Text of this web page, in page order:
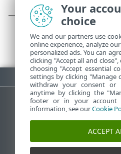
PDFのダウンロード
Your
choice
We and our partners use
online experience, analyze
personalized ads. You can
clicking "Accept all and
choosing "Accept essential
settings by clicking "Manage
withdraw your consent or
anytime by clicking the
footer or in your account
information, see ourCookie
ACCEPT